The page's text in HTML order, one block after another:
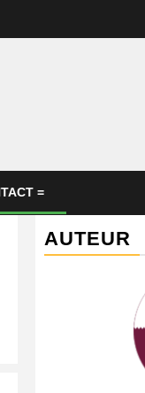
=
AUTEUR